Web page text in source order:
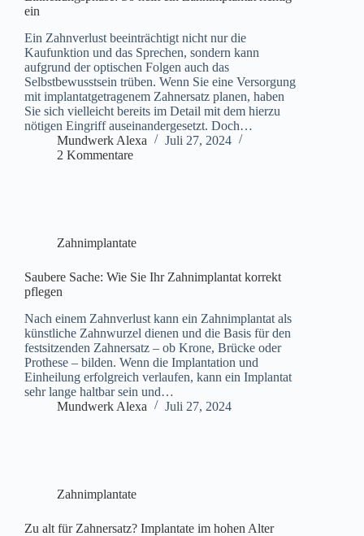
ein
Ein Zahnverlust beeinträchtigt nicht nur die
Kaufunktion und das Sprechen, sondern kann
aufgrund der optischen Folgen auch das
Selbstbewusstsein trüben. Wenn Sie eine Versorgung
mit implantatgetragenem Zahnersatz planen, haben
Sie sich vielleicht bereits im Detail mit dem hierzu
nötigen Eingriff auseinandergesetzt. Doch…
Mundwerk Alexa
Juli 27, 2024
2 Kommentare
Zahnimplantate
Saubere Sache: Wie Sie Ihr Zahnimplantat korrekt
pflegen
Nach einem Zahnverlust kann ein Zahnimplantat als
künstliche Zahnwurzel dienen und die Basis für den
festsitzenden Zahnersatz – ob Krone, Brücke oder
Prothese – bilden. Wenn die Implantation und
Einheilung erfolgreich verlaufen, kann ein Implantat
sehr lange haltbar sein und…
Mundwerk Alexa
Juli 27, 2024
Zahnimplantate
Zu alt für Zahnersatz? Implantate im hohen Alter